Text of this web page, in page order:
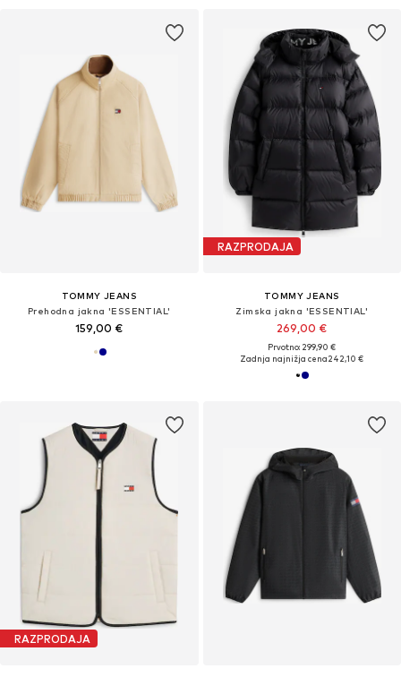
TOMMY JEANS
Prehodna jakna 'ESSENTIAL'
159,00 €
RAZPRODAJA
TOMMY JEANS
Zimska jakna 'ESSENTIAL'
269,00 €
Prvotno: 299,90 €
Zadnja najnižja cena242,10 €
RAZPRODAJA